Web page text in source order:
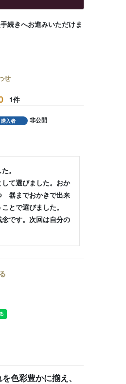
続きへお進みいただけま
せ
1
購入者
非公開
。
て選びました。おか
器までおかきで出来
とで選びました。
です。次回は自分の
色彩豊かに揃え、